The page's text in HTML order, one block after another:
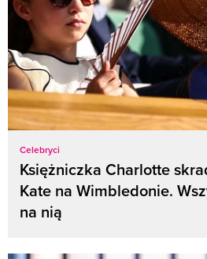
Celebryci
Księżniczka Charlotte
Kate na Wimbledonie.
na nią